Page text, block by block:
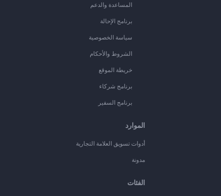
المساعدة والدعم
برنامج الإحالة
سياسة الخصوصية
الشروط والأحكام
خريطة الموقع
برنامج شركاء
برنامج السفير
الموارد
أدوات تسويق العلامة التجارية
مدونة
الفئات